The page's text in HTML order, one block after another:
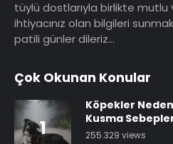
tüylü dostlarıyla birlikte mutlu
ihtiyacınız olan bilgileri
patili günler dileriz…
Çok Okunan Konular
1
Köpekler
Kusma
255.329 views